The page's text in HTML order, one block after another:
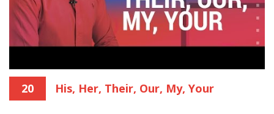
20 His, Her, Their, Our, My, Your